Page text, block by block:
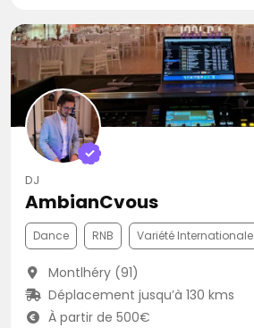
DJ
AmbianCvous
Dance RNB Variété Internationale
Montlhéry (91)
Déplacement jusqu’à 130 kms
À partir de 500€